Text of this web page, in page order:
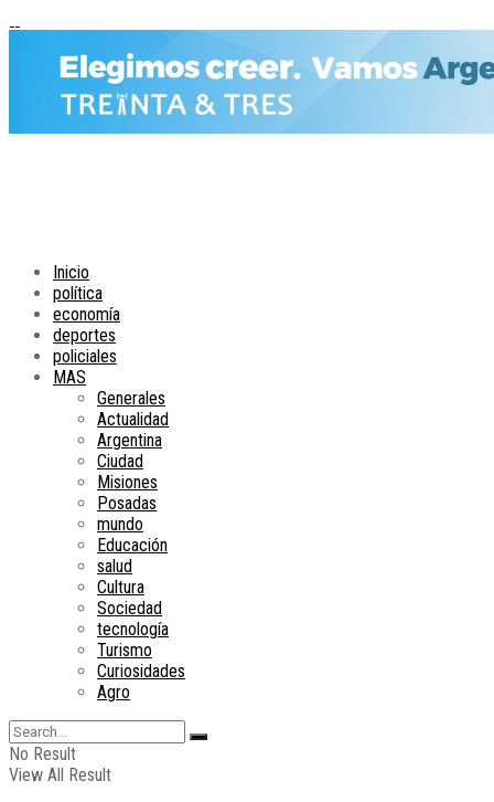
Inicio
política
economía
deportes
policiales
MAS
Generales
Actualidad
Argentina
Ciudad
Misiones
Posadas
mundo
Educación
salud
Cultura
Sociedad
tecnología
Turismo
Curiosidades
Agro
No Result
View All Result